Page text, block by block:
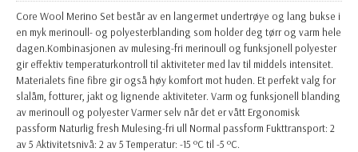
Core Wool Merino Set består av en langermet undertrøye og lang bukse i
en myk merinoull- og polyesterblanding som holder deg tørr og varm hele
dagen.Kombinasjonen av mulesing-fri merinoull og funksjonell polyester
gir effektiv temperaturkontroll til aktiviteter med lav til middels intensitet.
Materialets fine fibre gir også høy komfort mot huden. Et perfekt valg for
slalåm, fotturer, jakt og lignende aktiviteter. Varm og funksjonell blanding
av merinoull og polyester Varmer selv når det er vått Ergonomisk
passform Naturlig fresh Mulesing-fri ull Normal passform Fukttransport: 2
av 5 Aktivitetsnivå: 2 av 5 Temperatur: -15 ºC til -5 ºC.